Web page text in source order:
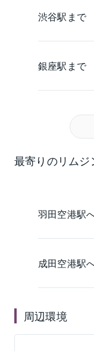
渋谷駅まで
銀座駅まで
最寄りのリムジ
羽田空港駅
成田空港駅
周辺環境